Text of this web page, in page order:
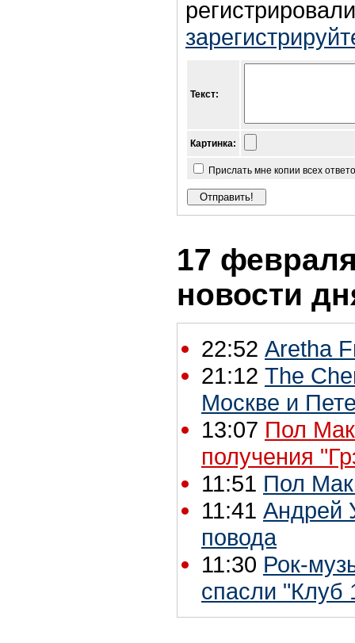
Текст:
Картинка:
Прислать мне копии всех
17
новости
22:52 Aretha
21:12 The
Москве и
13:07 Пол
получения
11:51 Пол
11:41 Андрей
повода
11:30 Рок-
спасли "Клуб